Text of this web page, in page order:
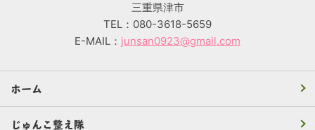
三重県津市
TEL：080-3618-5659
E-MAIL： junsan0923@gmail.com
ホーム
じゅんこ整え隊